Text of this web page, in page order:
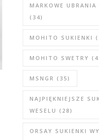
MARKOWE UBRANIA
(34)
MOHITO SUKIENKI
MOHITO SWETRY
MSNGR (35)
NAJPIĘKNIEJSZE
WESELU (28)
ORSAY SUKIENKI